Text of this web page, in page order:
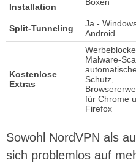
Installation
Split-Tunneling
Ja -
Android
Kostenlose
Extras
Malware-
Schutz,
für Chrome
Firefox
Sowohl NordVPN als
sich problemlos auf